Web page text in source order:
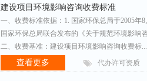
建设项目环境影响咨询收费标准
一、收费标准依据：1. 国家环保总局于2005年
国家环保总局联合发布的《关于规范环境影响
二、收费基准：建设项目环境影响咨询收费标...
查看更多 代办许可资质